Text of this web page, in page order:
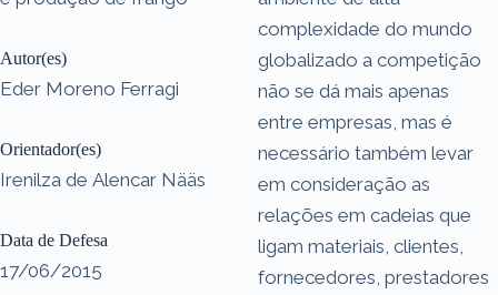
Autor(es)
Eder Moreno Ferragi
Orientador(es)
Irenilza de Alencar Nääs
Data de Defesa
17/06/2015
complexidade do mundo
globalizado a competição
não se dá mais apenas
entre empresas, mas é
necessário também levar
em consideração as
relações em cadeias que
ligam materiais, clientes,
fornecedores, prestadores